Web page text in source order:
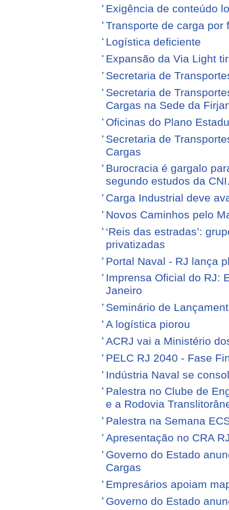
Exigência de conteúdo
Transporte de carga por
Logística deficiente
Expansão da Via Light
Secretaria de
Secretaria de
Cargas na Sede da
Oficinas do Plano
Secretaria de
Cargas
Burocracia é gargalo
segundo estudos da
Carga Industrial deve
Novos Caminhos pelo
‘Reis das estradas’:
privatizadas
Portal Naval - RJ lança
Imprensa Oficial do RJ:
Janeiro
Seminário de
A logística piorou
ACRJ vai a Ministério
PELC RJ 2040 - Fase
Indústria Naval se
Palestra no Clube de
e a Rodovia
Palestra na Semana
Apresentação no CRA
Governo do Estado
Cargas
Empresários apoiam
Governo do Estado